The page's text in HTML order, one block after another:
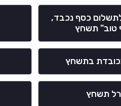
לתשלום כסף נכבד,
טוב" תשחץ
בתשחץ
תשחץ